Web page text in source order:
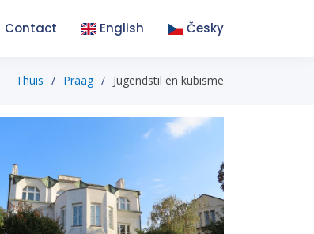
Contact English Česky
Thuis Praag Jugendstil en kubisme